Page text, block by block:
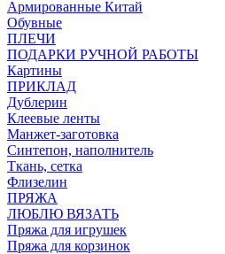
Армированные Китай
Обувные
ПЛЕЧИ
ПОДАРКИ РУЧНОЙ РАБОТЫ
Картины
ПРИКЛАД
Дублерин
Клеевые ленты
Манжет-заготовка
Синтепон, наполнитель
Ткань, сетка
Флизелин
ПРЯЖА
ЛЮБЛЮ ВЯЗАТЬ
Пряжа для игрушек
Пряжа для корзинок